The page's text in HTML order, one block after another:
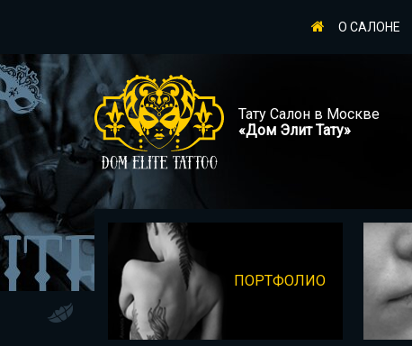
О САЛОНЕ
Тату Салон в Москве
«Дом Элит Тату»
ПОРТФОЛИО